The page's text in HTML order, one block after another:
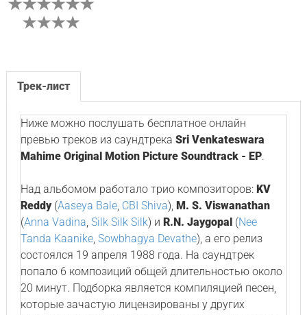
Трек-лист
Ниже можно послушать бесплатное онлайн
превью треков из саундтрека Sri Venkateswara
Mahime Original Motion Picture Soundtrack - EP.
Над альбомом работало трио композиторов: KV
Reddy(Aaseya Bale, CBI Shiva), M. S. Viswanathan
(Anna Vadina, Silk Silk Silk) и R.N. Jaygopal(Nee
Tanda Kaanike, Sowbhagya Devathe), а его релиз
состоялся 19 апреля 1988 года. На саундтрек
попало 6 композиций общей длительностью около
20 минут. Подборка является компиляцией песен,
которые зачастую лицензированы у других